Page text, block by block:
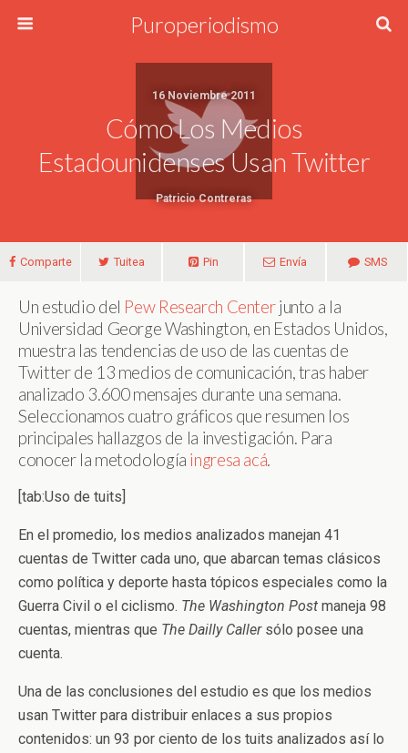
Puroperiodismo
16 Noviembre 2011
Cómo Los Medios
Estadounidenses Usan Twitter
Patricio Contreras
Comparte Tuitea Pin Envía SMS
Un estudio del Pew Research Centerjunto a la
Universidad George Washington, en Estados Unidos,
muestra las tendencias de uso de las cuentas de
Twitter de 13 medios de comunicación, tras haber
analizado 3.600 mensajes durante una semana.
Seleccionamos cuatro gráficos que resumen los
principales hallazgos de la investigación. Para
conocer la metodología ingresa acá.
[tab:Uso de tuits]
En el promedio, los medios analizados manejan 41
cuentas de Twitter cada uno, que abarcan temas clásicos
como política y deporte hasta tópicos especiales como la
Guerra Civil o el ciclismo. The Washington Post maneja 98
cuentas, mientras que The Dailly Callersólo posee una
cuenta.
Una de las conclusiones del estudio es que los medios
usan Twitter para distribuir enlaces a sus propios
contenidos: un 93 por ciento de los tuits analizados así lo